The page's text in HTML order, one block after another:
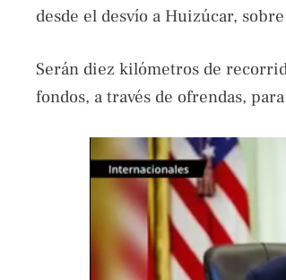
desde el desvío a Huizúcar,
Serán diez kilómetros de
fondos, a través de ofrendas,